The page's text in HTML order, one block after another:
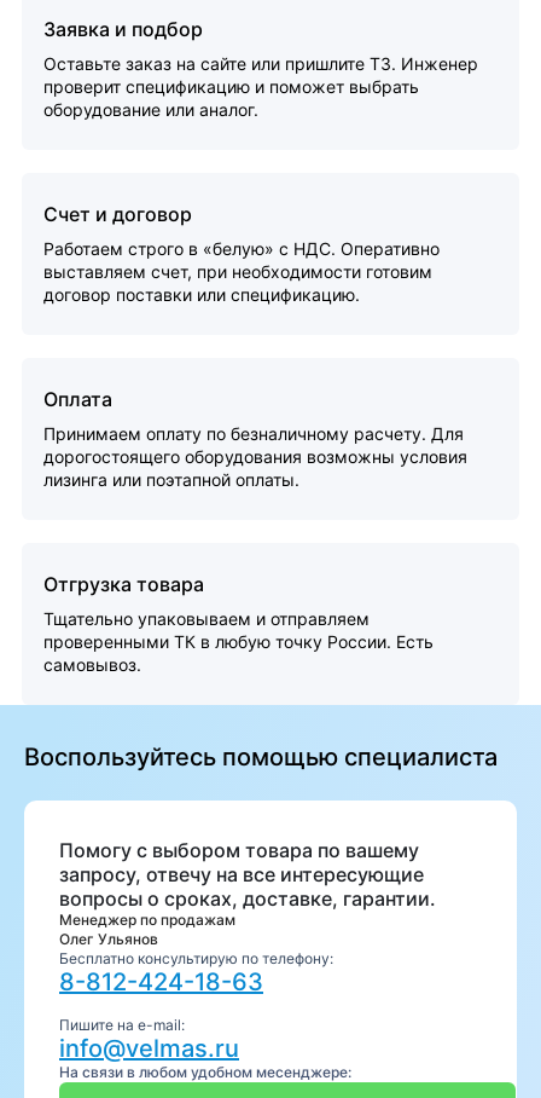
Заявка и подбор
Оставьте заказ на сайте или пришлите ТЗ. Инженер
проверит спецификацию и поможет выбрать
оборудование или аналог.
Счет и договор
Работаем строго в «белую» с НДС. Оперативно
выставляем счет, при необходимости готовим
договор поставки или спецификацию.
Оплата
Принимаем оплату по безналичному расчету. Для
дорогостоящего оборудования возможны условия
лизинга или поэтапной оплаты.
Отгрузка товара
Тщательно упаковываем и отправляем
проверенными ТК в любую точку России. Есть
самовывоз.
Воспользуйтесь помощью специалиста
Помогу с выбором товара по вашему
запросу, отвечу на все интересующие
вопросы о сроках, доставке, гарантии.
Менеджер по продажам
Олег Ульянов
Бесплатно консультирую по телефону:
8-812-424-18-63
Пишите на e-mail:
info@velmas.ru
На связи в любом удобном месенджере: